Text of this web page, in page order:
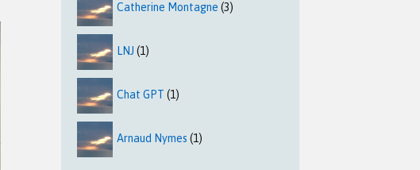
Catherine Montagne (3)
LNJ (1)
Chat GPT (1)
Arnaud Nymes (1)